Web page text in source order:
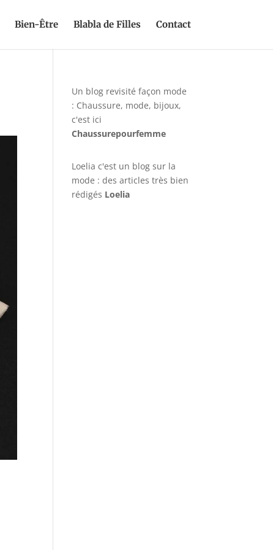
Bien-Être Blabla de Filles Contact
Un blog revisité façon mode
: Chaussure, mode, bijoux,
c'est ici
Chaussurepourfemme
Loelia c'est un blog sur la
mode : des articles très bien
rédigés Loelia